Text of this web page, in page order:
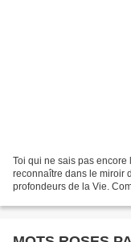
Toi qui ne sais pas
reconnaître dans le miroir
profondeurs de la Vie.